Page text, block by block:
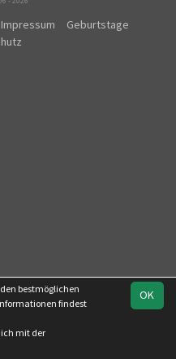
Spielplan
Impressum
Geburtstage
OK
bestmöglichen
findest
mit der